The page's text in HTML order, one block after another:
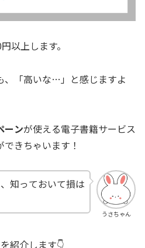
以上します。
、「高いな…」と感じますよ
ーンが使える電子書籍サービス
きちゃいます！
うさちゃん
知っておいて損は
紹介します👇